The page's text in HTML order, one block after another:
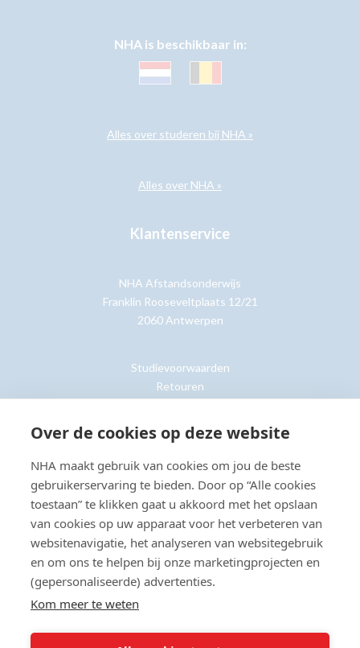
Over de cookies op deze website
NHA maakt gebruik van cookies om jou de beste
gebruikerservaring te bieden. Door op “Alle cookies
toestaan” te klikken gaat u akkoord met het opslaan
van cookies op uw apparaat voor het verbeteren van
websitenavigatie, het analyseren van websitegebruik
en om ons te helpen bij onze marketingprojecten en
(gepersonaliseerde) advertenties.
Kom meer te weten
NHA is beschikbaar in:
Alles over studeren bij NHA »
Alles over NHA »
Klantenservice
NHA Afstandsonderwijs
Franklin Rooseveltplaats 12/21
2060 Antwerpen
Studievoorwaarden
Retouren
Klantenservice »
© Copyright 2026 NHA Privacy- en cookieverklaring
Sitemap
Toegankelijkheidsverklaring
Beoordeling:8.8door2203